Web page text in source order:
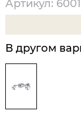
Артикул:
В другом